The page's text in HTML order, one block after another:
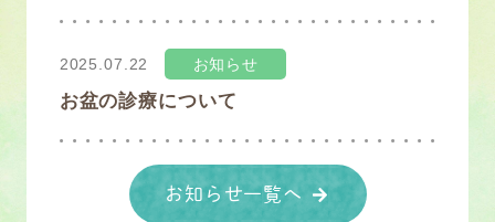
2025.07.22 お知らせ
お盆の診療について
お知らせ一覧へ